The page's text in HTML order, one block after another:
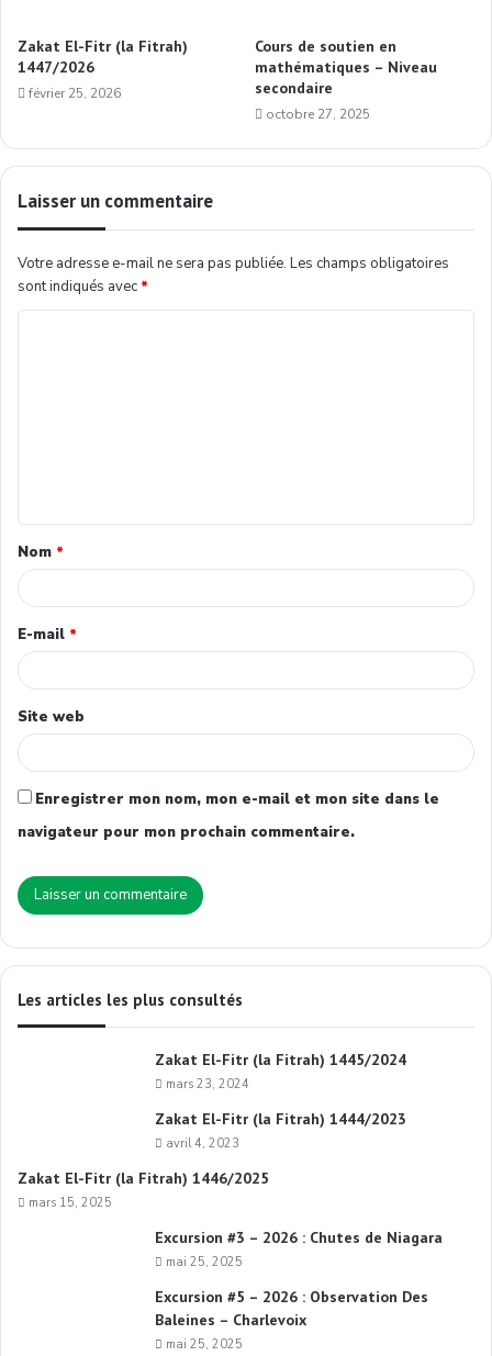
Zakat El-Fitr (la Fitrah)
1447/2026
février 25, 2026
Cours de soutien en
mathématiques – Niveau
secondaire
octobre 27, 2025
Laisser un commentaire
Votre adresse e-mail ne sera pas publiée. Les champs obligatoires
sont indiqués avec *
Nom *
E-mail *
Site web
Enregistrer mon nom, mon e-mail et mon site dans le
navigateur pour mon prochain commentaire.
Les articles les plus consultés
Zakat El-Fitr (la Fitrah) 1445/2024
mars 23, 2024
Zakat El-Fitr (la Fitrah) 1444/2023
avril 4, 2023
Zakat El-Fitr (la Fitrah) 1446/2025
mars 15, 2025
Excursion #3 – 2026 : Chutes de Niagara
mai 25, 2025
Excursion #5 – 2026 : Observation Des
Baleines – Charlevoix
mai 25, 2025